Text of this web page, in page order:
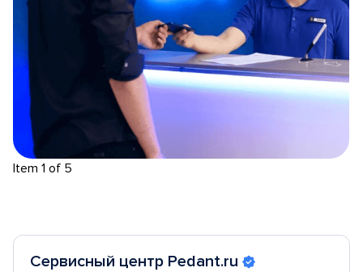
Item 1 of 5
Сервисный центр Pedant.ru